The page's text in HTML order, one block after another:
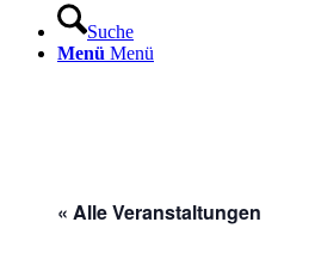
Suche
Menü Menü
« Alle Veranstaltungen